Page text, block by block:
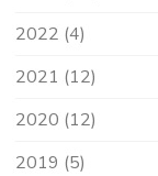
2022 (4)
2021 (12)
2020 (12)
2019 (5)